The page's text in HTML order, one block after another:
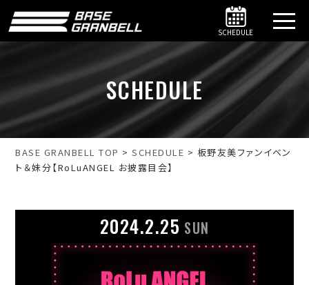
SCHEDULE
SCHEDULE
BASE GRANBELL TOP >SCHEDULE > 板野友美ファンイベン
ト＆妹分【RoLuANGEL お披露目会】
2024.2.25 SUN